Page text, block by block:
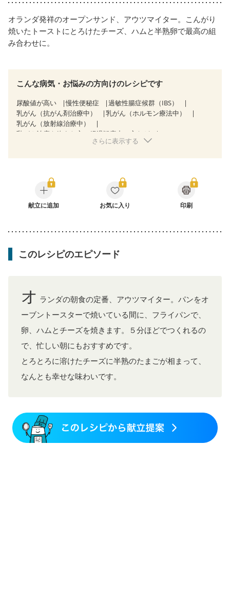
オランダ発祥のオープンサンド、アウツマイター。こんがり
焼いたトーストにとろけたチーズ、ハムと半熟卵で最高の組
み合わせに。
こんな病気・お悩みの方向けのレシピです
尿酸値が高い 慢性便秘症
過敏性腸症候群（IBS）
乳がん（抗がん剤治療中）
乳がん（ホルモン療法中）
乳がん（放射線治療中）
乳がん治療を終えた方・経過観察中の方など
骨粗しょう症
関節リウマチ
さらに表示する
献立に追加 お気に入り 印刷
このレシピのエピソード
オ ランダの朝食の定番、アウツマイター。パンをオ
ーブントースターで焼いている間に、フライパンで、
卵、ハムとチーズを焼きます。５分ほどでつくれるの
で、忙しい朝にもおすすめです。
とろとろに溶けたチーズに半熟のたまごが相まって、
なんとも幸せな味わいです。